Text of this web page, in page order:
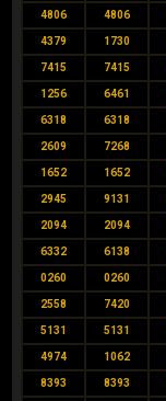
4806 4806
4379 1730
7415 7415
1256 6461
6318 6318
2609 7268
1652 1652
2945 9131
2094 2094
6332 6138
0260 0260
2558 7420
5131 5131
4974 1062
8393 8393